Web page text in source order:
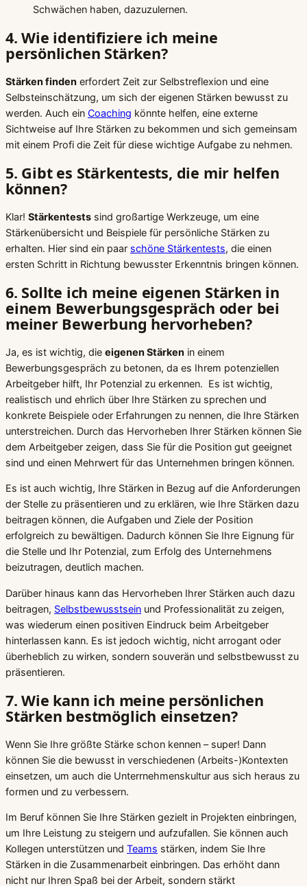
Schwächen haben, dazuzulernen.
4. Wie identifiziere ich meine
persönlichen Stärken?
Stärken finden erfordert Zeit zur Selbstreflexion und eine
Selbsteinschätzung, um sich der eigenen Stärken bewusst zu
werden. Auch ein Coaching könnte helfen, eine externe
Sichtweise auf Ihre Stärken zu bekommen und sich gemeinsam
mit einem Profi die Zeit für diese wichtige Aufgabe zu nehmen.
5. Gibt es Stärkentests, die mir helfen
können?
Klar! Stärkentests sind großartige Werkzeuge, um eine
Stärkenübersicht und Beispiele für persönliche Stärken zu
erhalten. Hier sind ein paar schöne Stärkentests, die einen
ersten Schritt in Richtung bewusster Erkenntnis bringen können.
6. Sollte ich meine eigenen Stärken in
einem Bewerbungsgespräch oder bei
meiner Bewerbung hervorheben?
Ja, es ist wichtig, die eigenen Stärken in einem
Bewerbungsgespräch zu betonen, da es Ihrem potenziellen
Arbeitgeber hilft, Ihr Potenzial zu erkennen. Es ist wichtig,
realistisch und ehrlich über Ihre Stärken zu sprechen und
konkrete Beispiele oder Erfahrungen zu nennen, die Ihre Stärken
unterstreichen. Durch das Hervorheben Ihrer Stärken können Sie
dem Arbeitgeber zeigen, dass Sie für die Position gut geeignet
sind und einen Mehrwert für das Unternehmen bringen können.
Es ist auch wichtig, Ihre Stärken in Bezug auf die Anforderungen
der Stelle zu präsentieren und zu erklären, wie Ihre Stärken dazu
beitragen können, die Aufgaben und Ziele der Position
erfolgreich zu bewältigen. Dadurch können Sie Ihre Eignung für
die Stelle und Ihr Potenzial, zum Erfolg des Unternehmens
beizutragen, deutlich machen.
Darüber hinaus kann das Hervorheben Ihrer Stärken auch dazu
beitragen, Selbstbewusstsein und Professionalität zu zeigen,
was wiederum einen positiven Eindruck beim Arbeitgeber
hinterlassen kann. Es ist jedoch wichtig, nicht arrogant oder
überheblich zu wirken, sondern souverän und selbstbewusst zu
präsentieren.
7. Wie kann ich meine persönlichen
Stärken bestmöglich einsetzen?
Wenn Sie Ihre größte Stärke schon kennen – super! Dann
können Sie die bewusst in verschiedenen (Arbeits-)Kontexten
einsetzen, um auch die Unterrnehmenskultur aus sich heraus zu
formen und zu verbessern.
Im Beruf können Sie Ihre Stärken gezielt in Projekten einbringen,
um Ihre Leistung zu steigern und aufzufallen. Sie können auch
Kollegen unterstützen und Teams stärken, indem Sie Ihre
Stärken in die Zusammenarbeit einbringen. Das erhöht dann
nicht nur Ihren Spaß bei der Arbeit, sondern stärkt